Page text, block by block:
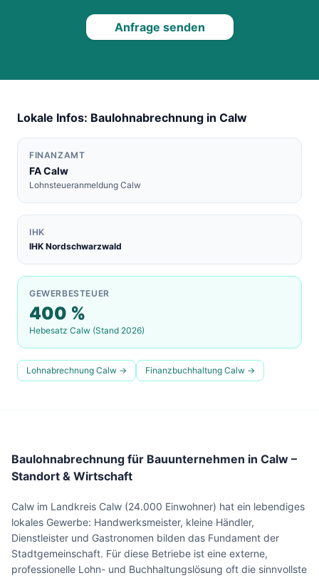
Anfrage senden
Lokale Infos: Baulohnabrechnung in Calw
FINANZAMT
FACalw
Lohnsteueranmeldung Calw
IHK
IHK Nordschwarzwald
GEWERBESTEUER
400 %
Hebesatz Calw (Stand 2026)
Lohnabrechnung Calw → Finanzbuchhaltung Calw →
Baulohnabrechnung für Bauunternehmen in Calw –
Standort & Wirtschaft
Calw im Landkreis Calw (24.000 Einwohner) hat ein lebendiges
lokales Gewerbe: Handwerksmeister, kleine Händler,
Dienstleister und Gastronomen bilden das Fundament der
Stadtgemeinschaft. Für diese Betriebe ist eine externe,
professionelle Lohn- und Buchhaltungslösung oft die sinnvollste